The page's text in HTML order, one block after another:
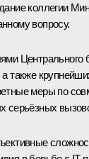
коллегии
вопросу.
Центрального
также
меры по
серьёзных